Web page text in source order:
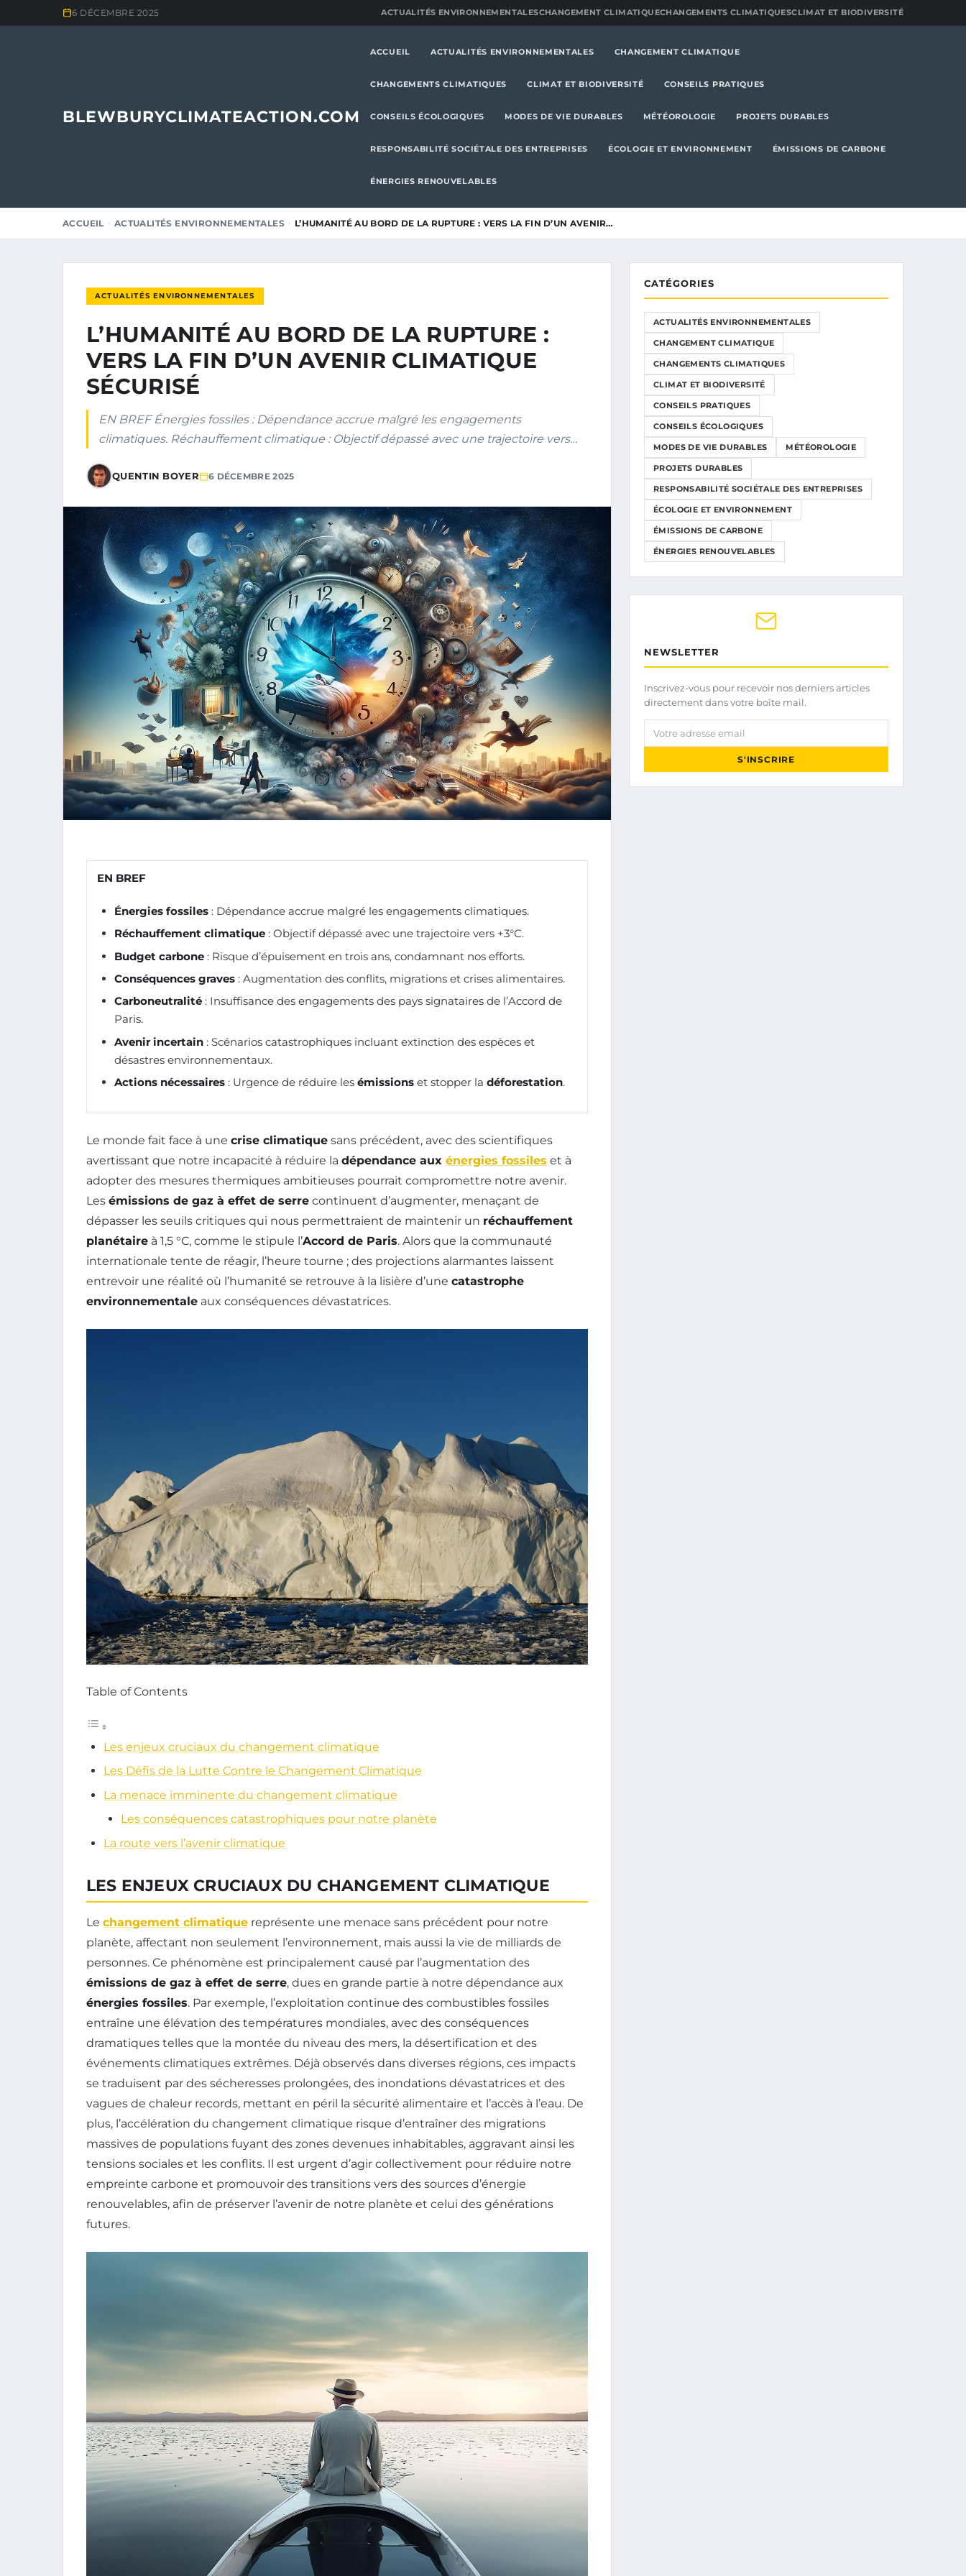
6 DÉCEMBRE 2025 ACTUALITÉS ENVIRONNEMENTALESCHANGEMENT CLIMATIQUECHANGEMENTS CLIMATIQUESCLIMAT ET BIODIVERSITÉ
BLEWBURYCLIMATEACTION.COM
ACCUEIL ACTUALITÉS ENVIRONNEMENTALES CHANGEMENT CLIMATIQUE
CHANGEMENTS CLIMATIQUES CLIMAT ET BIODIVERSITÉ CONSEILS PRATIQUES
CONSEILS ÉCOLOGIQUES MODES DE VIE DURABLES MÉTÉOROLOGIE PROJETS DURABLES
RESPONSABILITÉ SOCIÉTALE DES ENTREPRISES ÉCOLOGIE ET ENVIRONNEMENT ÉMISSIONS DE CARBONE
ÉNERGIES RENOUVELABLES
ACCUEIL ACTUALITÉS ENVIRONNEMENTALES L’HUMANITÉ AU BORD DE LA RUPTURE : VERS LA FIN D’UN AVENIR…
ACTUALITÉS ENVIRONNEMENTALES
L’HUMANITÉ AU BORD DE LA RUPTURE :
VERS LA FIN D’UN AVENIR CLIMATIQUE
SÉCURISÉ
EN BREF Énergies fossiles : Dépendance accrue malgré les engagements
climatiques. Réchauffement climatique : Objectif dépassé avec une trajectoire vers…
QUENTIN BOYER 6 DÉCEMBRE 2025
EN BREF
Énergies fossiles : Dépendance accrue malgré les engagements climatiques.
Réchauffement climatique : Objectif dépassé avec une trajectoire vers +3°C.
Budget carbone : Risque d’épuisement en trois ans, condamnant nos efforts.
Conséquences graves : Augmentation des conflits, migrations et crises alimentaires.
Carboneutralité : Insuffisance des engagements des pays signataires de l’Accord de
Paris.
Avenir incertain : Scénarios catastrophiques incluant extinction des espèces et
désastres environnementaux.
Actions nécessaires : Urgence de réduire les émissions et stopper la déforestation.
Le monde fait face à une crise climatique sans précédent, avec des scientifiques
avertissant que notre incapacité à réduire la dépendance aux énergies fossiles et à
adopter des mesures thermiques ambitieuses pourrait compromettre notre avenir.
Les émissions de gaz à effet de serre continuent d’augmenter, menaçant de
dépasser les seuils critiques qui nous permettraient de maintenir un réchauffement
planétaire à 1,5 °C, comme le stipule l’Accord de Paris. Alors que la communauté
internationale tente de réagir, l’heure tourne ; des projections alarmantes laissent
entrevoir une réalité où l’humanité se retrouve à la lisière d’une catastrophe
environnementale aux conséquences dévastatrices.
Table of Contents
Les enjeux cruciaux du changement climatique
Les Défis de la Lutte Contre le Changement Climatique
La menace imminente du changement climatique
Les conséquences catastrophiques pour notre planète
La route vers l’avenir climatique
LES ENJEUX CRUCIAUX DU CHANGEMENT CLIMATIQUE
Le changement climatique représente une menace sans précédent pour notre
planète, affectant non seulement l’environnement, mais aussi la vie de milliards de
personnes. Ce phénomène est principalement causé par l’augmentation des
émissions de gaz à effet de serre, dues en grande partie à notre dépendance aux
énergies fossiles. Par exemple, l’exploitation continue des combustibles fossiles
entraîne une élévation des températures mondiales, avec des conséquences
dramatiques telles que la montée du niveau des mers, la désertification et des
événements climatiques extrêmes. Déjà observés dans diverses régions, ces impacts
se traduisent par des sécheresses prolongées, des inondations dévastatrices et des
vagues de chaleur records, mettant en péril la sécurité alimentaire et l’accès à l’eau. De
plus, l’accélération du changement climatique risque d’entraîner des migrations
massives de populations fuyant des zones devenues inhabitables, aggravant ainsi les
tensions sociales et les conflits. Il est urgent d’agir collectivement pour réduire notre
empreinte carbone et promouvoir des transitions vers des sources d’énergie
renouvelables, afin de préserver l’avenir de notre planète et celui des générations
futures.
CATÉGORIES
ACTUALITÉS ENVIRONNEMENTALES
CHANGEMENT CLIMATIQUE
CHANGEMENTS CLIMATIQUES
CLIMAT ET BIODIVERSITÉ
CONSEILS PRATIQUES
CONSEILS ÉCOLOGIQUES
MODES DE VIE DURABLES MÉTÉOROLOGIE
PROJETS DURABLES
RESPONSABILITÉ SOCIÉTALE DES ENTREPRISES
ÉCOLOGIE ET ENVIRONNEMENT
ÉMISSIONS DE CARBONE
ÉNERGIES RENOUVELABLES
NEWSLETTER
Inscrivez-vous pour recevoir nos derniers articles
directement dans votre boîte mail.
Votre adresse email
S'INSCRIRE